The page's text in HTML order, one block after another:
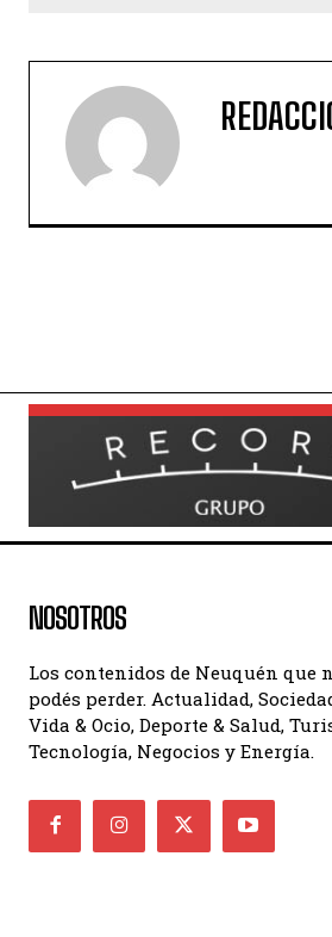
NOSOTROS
Los contenidos de Neuquén que
podés perder. Actualidad,
Vida & Ocio, Deporte & Salud,
Tecnología, Negocios y Energía.